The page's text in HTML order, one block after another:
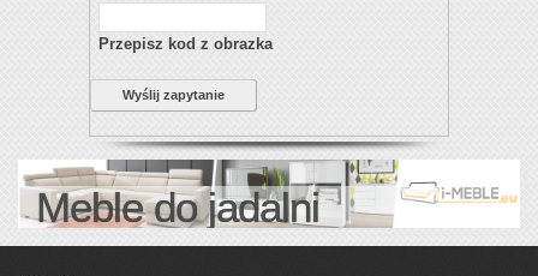
Przepisz kod z obrazka
Wyślij zapytanie
Meble do jadalni